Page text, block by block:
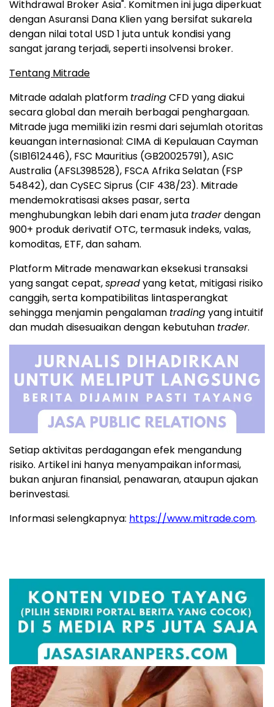
Withdrawal Broker Asia". Komitmen ini juga diperkuat
dengan Asuransi Dana Klien yang bersifat sukarela
dengan nilai total USD 1 juta untuk kondisi yang
sangat jarang terjadi, seperti insolvensi broker.
Tentang Mitrade
Mitrade adalah platform tradingCFD yang diakui
secara global dan meraih berbagai penghargaan.
Mitrade juga memiliki izin resmi dari sejumlah otoritas
keuangan internasional: CIMA di Kepulauan Cayman
(SIB1612446), FSC Mauritius (GB20025791), ASIC
Australia (AFSL398528), FSCA Afrika Selatan (FSP
54842), dan CySEC Siprus (CIF 438/23). Mitrade
mendemokratisasi akses pasar, serta
menghubungkan lebih dari enam juta traderdengan
900+ produk derivatif OTC, termasuk indeks, valas,
komoditas, ETF, dan saham.
Platform Mitrade menawarkan eksekusi transaksi
yang sangat cepat,spreadyang ketat, mitigasi risiko
canggih, serta kompatibilitas lintasperangkat
sehingga menjamin pengalaman tradingyang intuitif
dan mudah disesuaikan dengan kebutuhan trader.
Setiap aktivitas perdagangan efek mengandung
risiko. Artikel ini hanya menyampaikan informasi,
bukan anjuran finansial, penawaran, ataupun ajakan
berinvestasi.
Informasi selengkapnya: https://www.mitrade.com.